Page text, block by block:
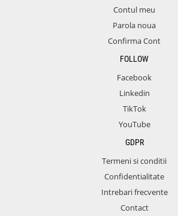
Contul meu
Parola noua
Confirma Cont
FOLLOW
Facebook
Linkedin
TikTok
YouTube
GDPR
Termeni si conditii
Confidentialitate
Intrebari frecvente
Contact